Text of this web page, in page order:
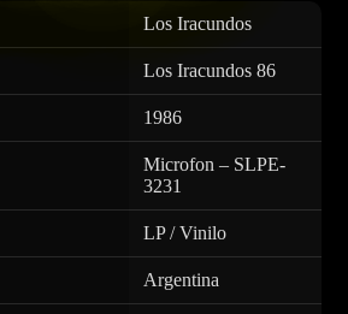
Los Iracundos
Los Iracundos 86
1986
Microfon – SLPE-
3231
LP / Vinilo
Argentina